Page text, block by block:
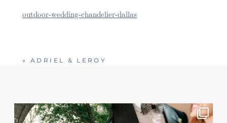
outdoor-wedding-chandelier-dallas
« ADRIEL & LEROY